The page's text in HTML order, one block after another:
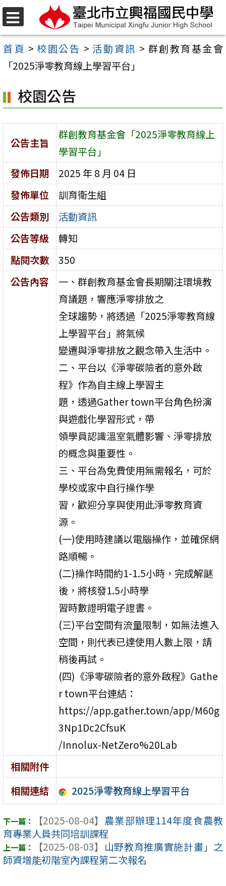
選
單
跳
至
主
容
區
首頁 >校園公告 > 活動資訊 > 群創教育基金會
「2025淨零教育線上學習平台」
校園公告
公告主旨
群創教育基金會「2025淨零教育線上
學習平台」
發佈日期
2025 年 8 月 04 日
發佈單位
訓育衛生組
公告類別
活動資訊
公告等級
轉知
點閱次數
350
公告內容
一、群創教育基金會長期關注環境教
育議題，響應淨零排放之
全球趨勢，將透過「2025淨零教育線
上學習平台」將氣候
變遷與淨零排放之觀念帶入生活中。
二、平台以《淨零碳險者的意外啟
程》作為自主線上學習主
題，透過Gather town平台角色扮演
與遊戲化學習形式，帶
領學員認識溫室氣體影響、淨零排放
的概念與重要性。
三、平台為免費使用無需報名，可於
學校或家中自行操作學
習，歡迎分享與使用此淨零教育資
源。
(一)使用時建議以電腦操作，並確保網
路順暢。
(二)操作時間約1-1.5小時，完成解謎
後，將核發1.5小時學
習時數證明電子證書。
(三)平台空間有流量限制，如無法進入
空間，則代表已達使用人數上限，請
稍後再試。
(四)《淨零碳險者的意外啟程》Gathe
r town平台連結：
https://app.gather.town/app/M60g
3Np1Dc2CfsuK
/Innolux-NetZero%20Lab
相關附件
相關連結
2025淨零教育線上學習平台
【2025-08-04】 農業部辦理114年度食農教
育專業人員共同培訓課程
【2025-08-03】 山野教育推廣實施計畫」之
師資增能初階室內課程第二次報名